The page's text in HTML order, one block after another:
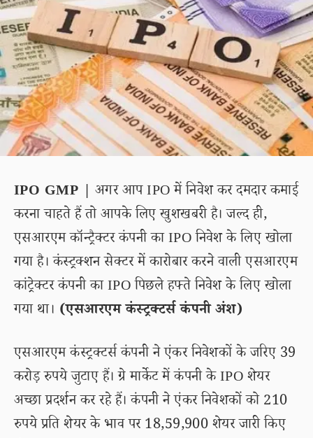
IPO GMP | अगर आप IPO में निवेश कर दमदार कमाई
करना चाहते हैं तो आपके लिए खुशखबरी है। जल्द ही,
एसआरएम कॉन्ट्रैक्टर कंपनी का IPO निवेश के लिए खोला
गया है। कंस्ट्रक्शन सेक्टर में कारोबार करने वाली एसआरएम
कांट्रेक्टर कंपनी का IPO पिछले हफ्ते निवेश के लिए खोला
गया था। (एसआरएम कंस्ट्रक्टर्स कंपनी अंश)
एसआरएम कंस्ट्रक्टर्स कंपनी ने एंकर निवेशकों के जरिए 39
करोड़ रुपये जुटाए हैं। ग्रे मार्केट में कंपनी के IPO शेयर
अच्छा प्रदर्शन कर रहे हैं। कंपनी ने एंकर निवेशकों को 210
रुपये प्रति शेयर के भाव पर 18,59,900 शेयर जारी किए